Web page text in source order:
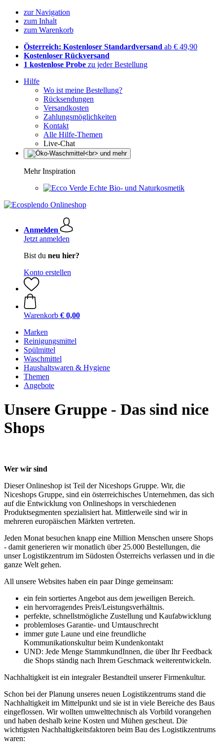
zur Navigation
zum Inhalt
zum Warenkorb
Österreich: Kostenloser Standardversand ab € 49,90
Kostenloser Rückversand
1 kostenlose Probe zu jeder Bestellung
Hilfe
Wo ist meine Bestellung?
Rücksendungen
Versandkosten
Zahlungsmöglichkeiten
Kontakt
Alle Hilfe-Themen
Live-Chat
Mehr Inspiration
Echte Bio- und Naturkosmetik
Anmelden
Jetzt anmelden
Bist du neu hier?
Konto erstellen
Warenkorb € 0,00
Marken
Reinigungsmittel
Spülmittel
Waschmittel
Haushaltswaren & Hygiene
Themen
Angebote
Unsere Gruppe - Das sind nice
Shops
Wer wir sind
Dieser Onlineshop ist Teil der Niceshops Gruppe. Wir, die
Niceshops Gruppe, sind ein österreichisches Unternehmen, das sich
auf die Entwicklung von Onlineshops in verschiedenen
Produktsegmenten spezialisiert hat. Mittlerweile sind wir in
mehreren europäischen Märkten vertreten.
Jeden Monat besuchen knapp eine Million Menschen unsere Shops
- damit generieren wir monatlich über 25.000 Bestellungen, die
unser Logistikzentrum im Südosten Österreichs verlassen und in die
ganze Welt gehen.
All unsere Websites haben ein paar Dinge gemeinsam:
ein fein sortiertes Angebot aus dem jeweiligen Bereich.
ein hervorragendes Preis/Leistungsverhältnis.
perfekte, schnellstmögliche Zustellung und Kaufabwicklung
problemloses Garantie- und Umtauschrecht
immer gute Laune und eine freundliche
Kommunikationskultur beim Kundenkontakt
UND: Jede Menge StammkundInnen, die über Ihr Feedback
die Shops ständig nach Ihrem Geschmack weiterentwickeln.
Nachhaltigkeit ist ein integraler Bestandteil unserer Firmenkultur.
Schon bei der Planung unseres neuen Logistikzentrums stand die
Nachhaltigkeit im Mittelpunkt und sie ist in viele Bereiche des Baus
eingeflossen. Wir wollten umwelttechnisch als Vorbild vorangehen
und haben deshalb keine Kosten und Mühen gescheut. Die
wichtigsten Nachhaltigkeitsfaktoren beim Bau des Logistikzentrums
waren: